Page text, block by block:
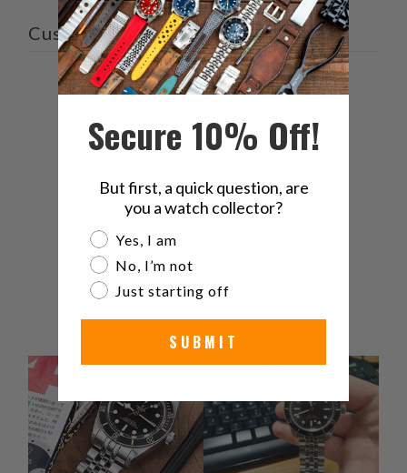
Customer reviews
4.7
Secure 10% Off!
But first, a quick question, are
you a watch collector?
Are you a watch collector?
Yes, I am
No, I’m not
Just starting off
SUBMIT